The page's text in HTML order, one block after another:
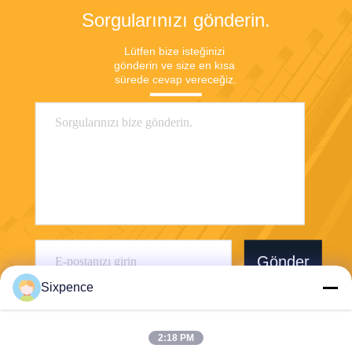
Sorgularınızı gönderin.
Lütfen bize isteğinizi
gönderin ve size en kısa
sürede cevap vereceğiz.
Gönder
Sixpence
2:18 PM